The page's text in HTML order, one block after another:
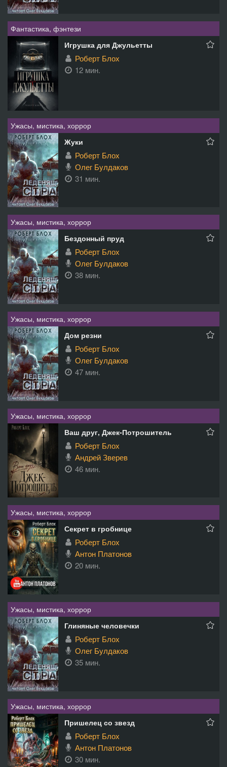
Фантастика, фэнтези
Игрушка для Джульетты
Роберт Блох
12 мин.
Ужасы, мистика, хоррор
Жуки
Роберт Блох
Олег Булдаков
31 мин.
Ужасы, мистика, хоррор
Бездонный пруд
Роберт Блох
Олег Булдаков
38 мин.
Ужасы, мистика, хоррор
Дом резни
Роберт Блох
Олег Булдаков
47 мин.
Ужасы, мистика, хоррор
Ваш друг, Джек-Потрошитель
Роберт Блох
Андрей Зверев
46 мин.
Ужасы, мистика, хоррор
Секрет в гробнице
Роберт Блох
Антон Платонов
20 мин.
Ужасы, мистика, хоррор
Глиняные человечки
Роберт Блох
Олег Булдаков
35 мин.
Ужасы, мистика, хоррор
Пришелец со звезд
Роберт Блох
Антон Платонов
30 мин.